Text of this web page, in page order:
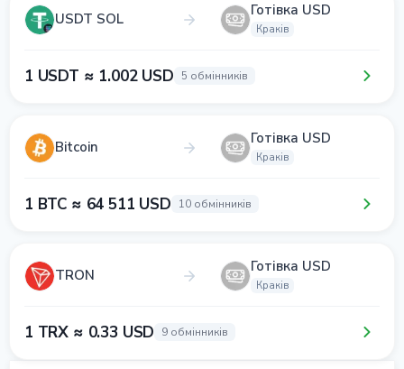
USDT SOL Готівка USD
Краків
1 USDT ≈ 1.002 USD 5 обмінників
Bitcoin Готівка USD
Краків
1 BTC ≈ 64 511 USD 10 обмінників
TRON Готівка USD
Краків
1 TRX ≈ 0.33 USD 9 обмінників